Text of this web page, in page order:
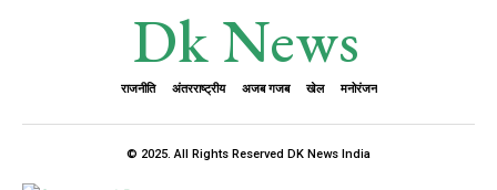
Dk News
राजनीति अंतरराष्ट्रीय अजब गजब खेल मनोरंजन
© 2025. All Rights Reserved DK News India